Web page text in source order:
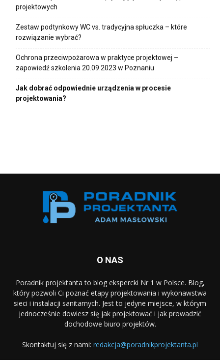
projektowych
Zestaw podtynkowy WC vs. tradycyjna spłuczka – które
rozwiązanie wybrać?
Ochrona przeciwpożarowa w praktyce projektowej –
zapowiedź szkolenia 20.09.2023 w Poznaniu
Jak dobrać odpowiednie urządzenia w procesie
projektowania?
O NAS
Poradnik projektanta to blog ekspercki Nr 1 w Polsce. Blog,
który pozwoli Ci poznać etapy projektowania i wykonawstwa
sieci i instalacji sanitarnych. Jest to jedyne miejsce, w którym
jednocześnie dowiesz się jak projektować i jak prowadzić
dochodowe biuro projektów.
Skontaktuj się z nami: redakcja@poradnikprojektanta.pl